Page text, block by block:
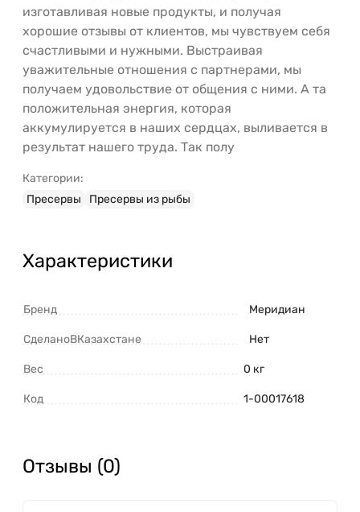
изготавливая новые продукты, и получая
хорошие отзывы от клиентов, мы чувствуем себя
счастливыми и нужными. Выстраивая
уважительные отношения с партнерами, мы
получаем удовольствие от общения с ними. А та
положительная энергия, которая
аккумулируется в наших сердцах, выливается в
результат нашего труда. Так полу
Категории:
Пресервы
Пресервы из рыбы
Характеристики
Бренд Меридиан
СделаноВКазахстане Нет
Вес 0 кг
Код 1-00017618
Отзывы (0)